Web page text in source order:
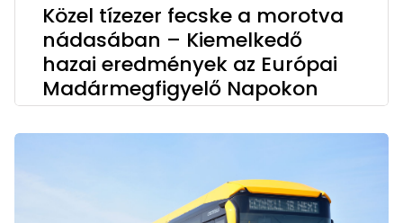
Közel tízezer fecske a morotva
nádasában – Kiemelkedő
hazai eredmények az Európai
Madármegfigyelő Napokon